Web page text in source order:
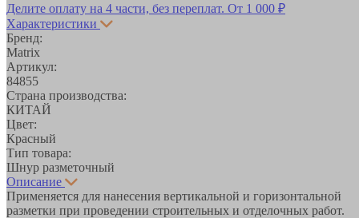
Делите оплату на 4 части, без переплат. От 1 000 ₽
Характеристики
Бренд:
Matrix
Артикул:
84855
Страна производства:
КИТАЙ
Цвет:
Красный
Тип товара:
Шнур разметочный
Описание
Применяется для нанесения вертикальной и горизонтальной
разметки при проведении строительных и отделочных работ.